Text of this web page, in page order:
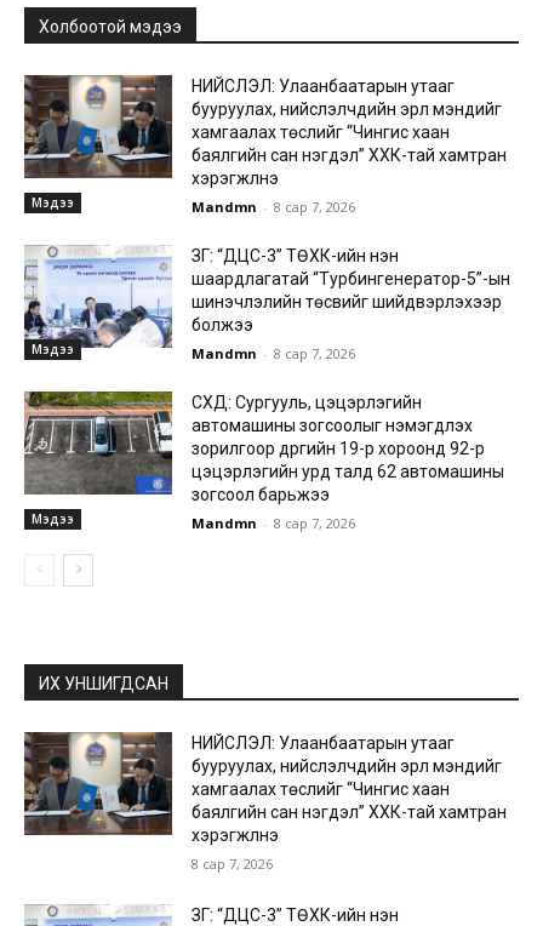
Холбоотой мэдээ
Мэдээ
НИЙСЛЭЛ: Улаанбаатарын утааг
бууруулах, нийслэлчүүдийн эрүүл мэндийг
хамгаалах төслийг “Чингис хаан
баялгийн сан нэгдэл” ХХК-тай хамтран
хэрэгжүүлнэ
Mandmn - 8 сар 7, 2026
Мэдээ
ЗГ: “ДЦС-3” ТӨХК-ийн нэн
шаардлагатай “Турбингенератор-5”-ын
шинэчлэлийн төсвийг шийдвэрлэхээр
болжээ
Mandmn - 8 сар 7, 2026
Мэдээ
СХД: Сургууль, цэцэрлэгийн
автомашины зогсоолыг нэмэгдүүлэх
зорилгоор дүүргийн 19-р хороонд 92-р
цэцэрлэгийн урд талд 62 автомашины
зогсоол барьжээ
Mandmn - 8 сар 7, 2026
ИХ УНШИГДСАН
НИЙСЛЭЛ: Улаанбаатарын утааг
бууруулах, нийслэлчүүдийн эрүүл мэндийг
хамгаалах төслийг “Чингис хаан
баялгийн сан нэгдэл” ХХК-тай хамтран
хэрэгжүүлнэ
8 сар 7, 2026
ЗГ: “ДЦС-3” ТӨХК-ийн нэн